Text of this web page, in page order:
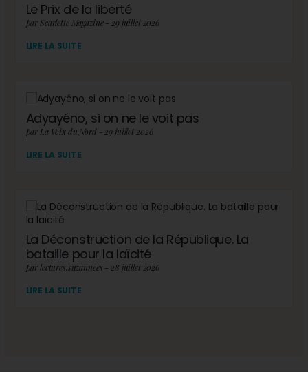
Le Prix de la liberté
par Scarlette Magazine - 29 juillet 2026
LIRE LA SUITE
Adyayéno, si on ne le voit pas
par La Voix du Nord - 29 juillet 2026
LIRE LA SUITE
La Déconstruction de la République. La
bataille pour la laïcité
par lectures.suzannees - 28 juillet 2026
LIRE LA SUITE